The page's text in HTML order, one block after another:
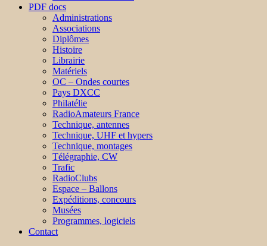
PDF docs
Administrations
Associations
Diplômes
Histoire
Librairie
Matériels
OC – Ondes courtes
Pays DXCC
Philatélie
RadioAmateurs France
Technique, antennes
Technique, UHF et hypers
Technique, montages
Télégraphie, CW
Trafic
RadioClubs
Espace – Ballons
Expéditions, concours
Musées
Programmes, logiciels
Contact